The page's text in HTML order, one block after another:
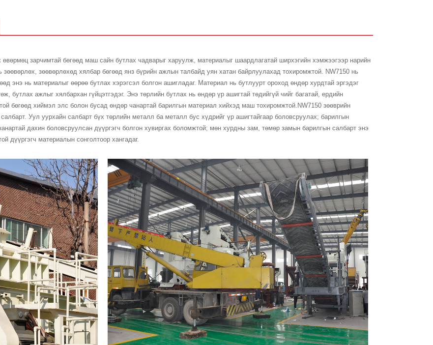
өвөрмөц зарчимтай бөгөөд маш сайн бутлах чадварыг харуулж, материалыг шаардлагатай ширхэгийн хэмжээгээр нарийн
зөөвөрлөхөд хялбар бөгөөд янз бүрийн ажлын талбайд уян хатан байрлуулахад тохиромжтой. NW7150 нь
энэ нь материалыг өөрөө бутлах хэрэгсэл болгон ашигладаг. Материал нь бутлуурт ороход өндөр хурдтай эргэдэг
бутлах ажлыг хялбархан гүйцэтгэдэг. Энэ төрлийн бутлах нь өндөр үр ашигтай төдийгүй чийг багатай, ердийн
бөгөөд хиймэл элс болон бусад өндөр чанартай барилгын материал хийхэд маш тохиромжтой.NW7150 зөөврийн
Уул уурхайн салбарт бүх төрлийн металл ба металл бус хүдрийг үр ашигтайгаар боловсруулах; барилгын
дахин боловсруулсан дүүргэгч болгон хувиргах боломжтой; мөн хурдны зам, төмөр замын барилгын салбарт энэ
дүүргэгч материалын сонголтоор хангадаг.